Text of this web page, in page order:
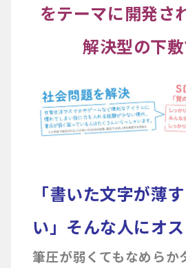
をテーマに開発さ
解決型の下敷
「書いた文字が薄
い」そんな人にオス
筆圧が弱くてもなめらか